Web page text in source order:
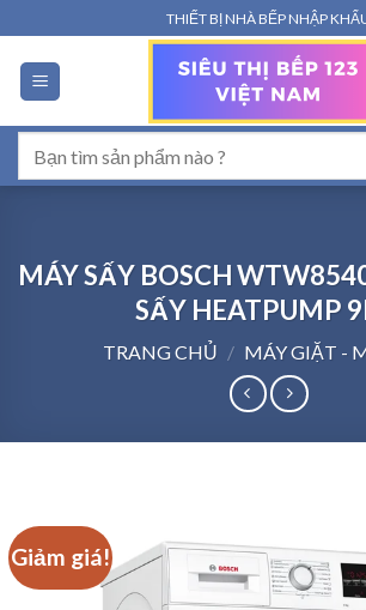
qua
nội
dung
THIẾT BỊ NHÀ BẾP NHẬP
kiếm:
MÁY SẤY BOSCH
SẤY HEATPUMP
TRANG CHỦ / MÁY GIẶT -
Giảm giá!